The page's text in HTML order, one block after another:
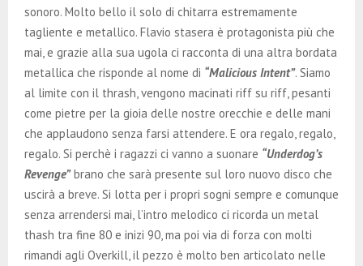
sonoro. Molto bello il solo di chitarra estremamente
tagliente e metallico. Flavio stasera è protagonista più che
mai, e grazie alla sua ugola ci racconta di una altra bordata
metallica che risponde al nome di “Malicious Intent”. Siamo
al limite con il thrash, vengono macinati riff su riff, pesanti
come pietre per la gioia delle nostre orecchie e delle mani
che applaudono senza farsi attendere. E ora regalo, regalo,
regalo. Si perchè i ragazzi ci vanno a suonare “Underdog’s
Revenge”brano che sarà presente sul loro nuovo disco che
uscirà a breve. Si lotta per i propri sogni sempre e comunque
senza arrendersi mai, l’intro melodico ci ricorda un metal
thash tra fine 80 e inizi 90, ma poi via di forza con molti
rimandi agli Overkill, il pezzo è molto ben articolato nelle